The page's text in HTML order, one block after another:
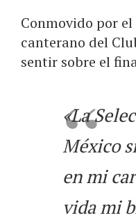
Conmovido por
canterano del
sentir sobre el
«La
México
en mi
vida mi